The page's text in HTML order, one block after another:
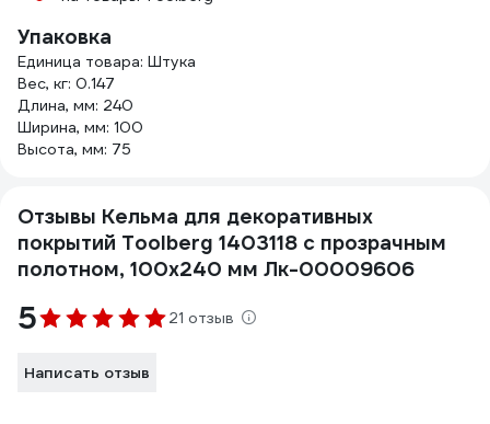
Упаковка
Единица товара: Штука
Вес, кг: 0.147
Длина, мм: 240
Ширина, мм: 100
Высота, мм: 75
Отзывы Кельма для декоративных
покрытий Toolberg 1403118 с прозрачным
полотном, 100x240 мм Лк-00009606
5 21 отзыв
Написать отзыв